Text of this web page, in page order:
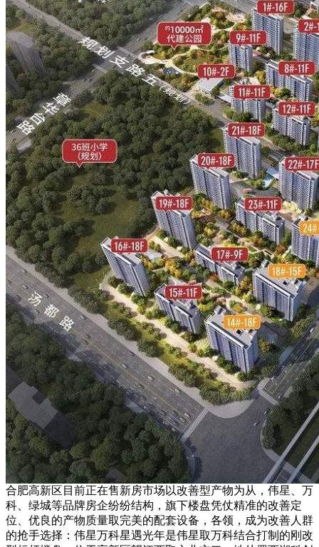
合肥高新区目前正在售新房市场以改善型产物为从，伟星、万
科、绿城等品牌房企纷纷结构，旗下楼盘凭仗精准的改善定
位、优良的产物质量取完美的配套设备，各领，成为改善人群
的抢手选择：伟星万科星遇光年是伟星取万科结合打制的刚改